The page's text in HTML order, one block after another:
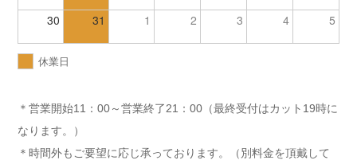
30 31 1 2 3 4 5
休業日
＊営業開始11：00～営業終了21：00（最終受付はカット19時に
なります。）
＊時間外もご要望に応じ承っております。（別料金を頂戴して